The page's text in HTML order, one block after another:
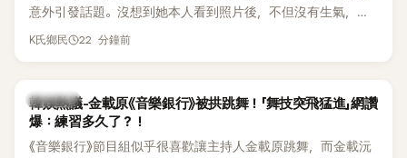
意外引發話題。沒想到她本人看到照片後，不但沒有生氣，反
而親自把照片放上IG限時動態開玩笑，甚至幽默喊話要「買記者
K氏鄉民 22 分鐘前
熱議討論
韓娛熱議-金載原《音樂銀行》被拱跳舞！「舞技突飛猛進」網讚
爆：練習多久了？！
《音樂銀行》節目組似乎很喜歡讓主持人金載原跳舞，而金載沅